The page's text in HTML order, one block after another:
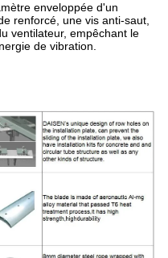
enveloppée d'un
renforcé, une vis anti-saut,
ventilateur, empêchant le
de vibration.